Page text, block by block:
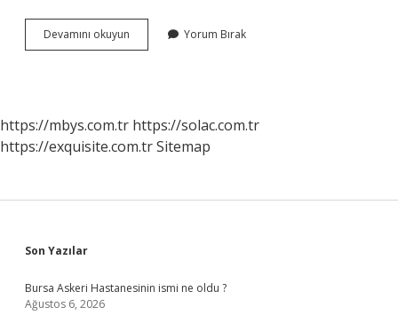
Devamını okuyun
Mu
Yorum Bırak
https://mbys.com.tr https://solac.com.tr
https://exquisite.com.trSitemap
Sidebar
Son Yazılar
Bursa Askeri Hastanesinin ismi ne oldu ?
Ağustos 6, 2026